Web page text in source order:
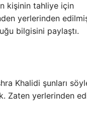
kişinin tahliye için
yerlerinden
bilgisini paylaştı.
Khalidi şunları
Zaten yerlerinden